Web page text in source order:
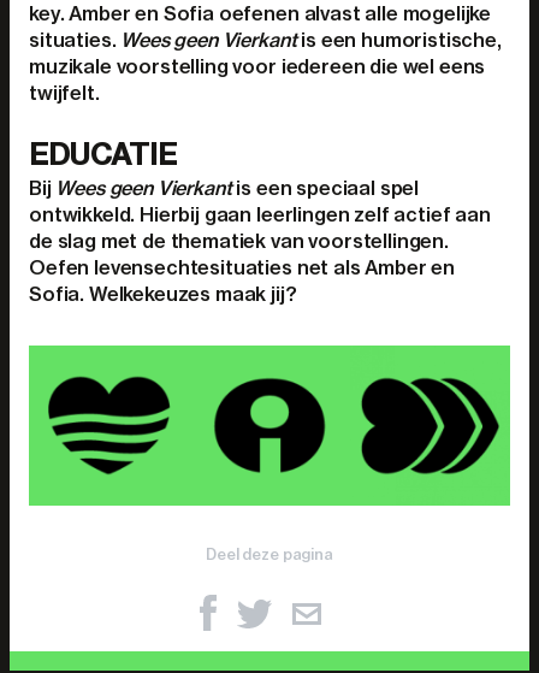
key. Amber en Sofia oefenen alvast alle mogelijke
situaties. Wees geen Vierkantis een humoristische,
muzikale voorstelling voor iedereen die wel eens
twijfelt.
EDUCATIE
Bij Wees geen Vierkantis een speciaal spel
ontwikkeld. Hierbij gaan leerlingen zelf actief aan
de slag met de thematiek van voorstellingen.
Oefen levensechtesituaties net als Amber en
Sofia. Welkekeuzes maak jij?
Deel deze pagina